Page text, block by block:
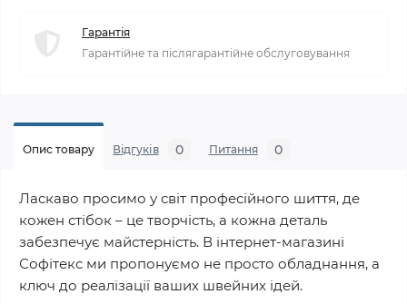
Гарантія
Гарантійне та післягарантійне обслуговування
Опис товару Відгуків 0 Питання 0
Ласкаво просимо у світ професійного шиття, де
кожен стібок – це творчість, а кожна деталь
забезпечує майстерність. В інтернет-магазині
Софітекс ми пропонуємо не просто обладнання, а
ключ до реалізації ваших швейних ідей.